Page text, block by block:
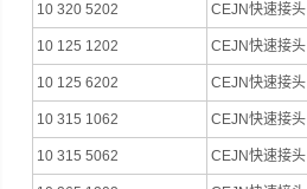
10 320 5202 CEJN快速接头
10 125 1202 CEJN快速接头
10 125 6202 CEJN快速接头
10 315 1062 CEJN快速接头
10 315 5062 CEJN快速接头